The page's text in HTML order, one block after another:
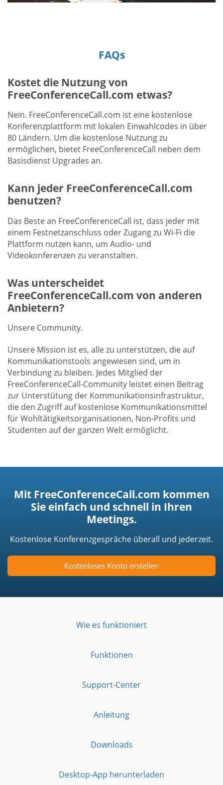
FAQs
Kostet die Nutzung von
FreeConferenceCall.com etwas?
Nein. FreeConferenceCall.com ist eine kostenlose
Konferenzplattform mit lokalen Einwahlcodes in über
80 Ländern. Um die kostenlose Nutzung zu
ermöglichen, bietet FreeConferenceCall neben dem
Basisdienst Upgrades an.
Kann jeder FreeConferenceCall.com
benutzen?
Das Beste an FreeConferenceCall ist, dass jeder mit
einem Festnetzanschluss oder Zugang zu Wi-Fi die
Plattform nutzen kann, um Audio- und
Videokonferenzen zu veranstalten.
Was unterscheidet
FreeConferenceCall.com von anderen
Anbietern?
Unsere Community.
Unsere Mission ist es, alle zu unterstützen, die auf
Kommunikationstools angewiesen sind, um in
Verbindung zu bleiben. Jedes Mitglied der
FreeConferenceCall-Community leistet einen Beitrag
zur Unterstütung der Kommunikationsinfrastruktur,
die den Zugriff auf kostenlose Kommunikationsmittel
für Wohltätigkeitsorganisationen, Non-Profits und
Studenten auf der ganzen Welt ermöglicht.
Mit FreeConferenceCall.com kommen
Sie einfach und schnell in Ihren
Meetings.
Kostenlose Konferenzgespräche überall und jederzeit.
Kostenloses Konto erstellen
Wie es funktioniert
Funktionen
Support-Center
Anleitung
Downloads
Desktop-App herunterladen